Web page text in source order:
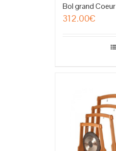
Bol grand Coeur
312.00€